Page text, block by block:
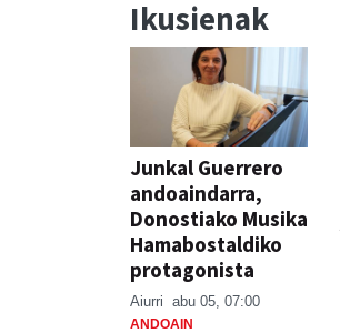
Ikusienak
Junkal Guerrero
andoaindarra,
Donostiako Musika
Hamabostaldiko
protagonista
Aiurri abu 05, 07:00
ANDOAIN